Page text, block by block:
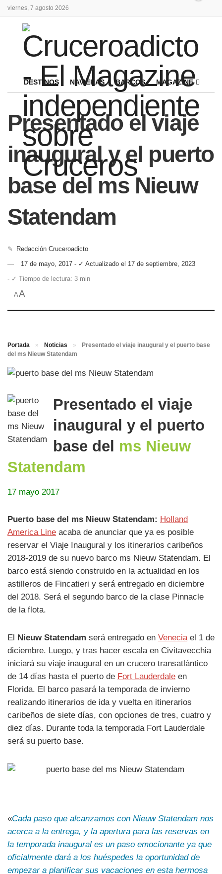
viernes, 7 agosto 2026
DESTINOS NAVIERAS BARCOS MAGAZINE
Presentado el viaje
inaugural y el puerto
base del ms Nieuw
Statendam
✎
Redacción Cruceroadicto
17 de mayo, 2017 - ✓ Actualizado el 17 de septiembre, 2023
- ✓ Tiempo de lectura: 3 min
AA
Portada » Noticias »
Presentado el viaje inaugural y el puerto base
del ms Nieuw Statendam
Presentado el viaje
inaugural y el puerto
base del ms Nieuw
Statendam
17 mayo 2017
Puerto base del ms Nieuw Statendam: Holland
America Line acaba de anunciar que ya es posible
reservar el Viaje Inaugural y los itinerarios caribeños
2018-2019 de su nuevo barco ms Nieuw Statendam. El
barco está siendo construido en la actualidad en los
astilleros de Fincatieri y será entregado en diciembre
del 2018. Será el segundo barco de la clase Pinnacle
de la flota.
El Nieuw Statendam será entregado en Venecia el 1 de
diciembre. Luego, y tras hacer escala en Civitavecchia
iniciará su viaje inaugural en un crucero transatlántico
de 14 días hasta el puerto de Fort Lauderdale en
Florida. El barco pasará la temporada de invierno
realizando itinerarios de ida y vuelta en itinerarios
caribeños de siete días, con opciones de tres, cuatro y
diez días. Durante toda la temporada Fort Lauderdale
será su puerto base.
«Cada paso que alcanzamos con Nieuw Statendam nos
acerca a la entrega, y la apertura para las reservas en
la temporada inaugural es un paso emocionante ya que
oficialmente dará a los huéspedes la oportunidad de
empezar a planificar sus vacaciones en esta hermosa